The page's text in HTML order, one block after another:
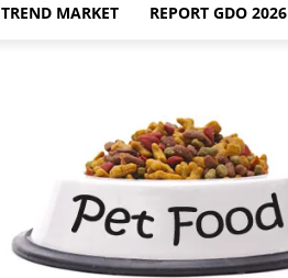
TREND MARKET REPORT GDO 2026